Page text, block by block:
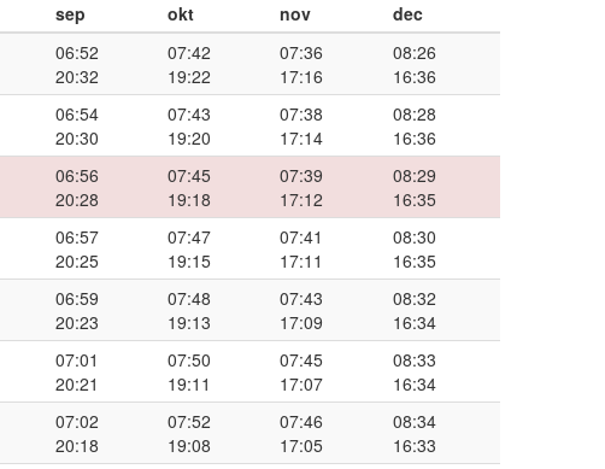
sep okt nov
dec
06:52
20:32
07:42
19:22
07:36
17:16
08:26
16:36
06:54
20:30
07:43
19:20
07:38
17:14
08:28
16:36
06:56
20:28
07:45
19:18
07:39
17:12
08:29
16:35
06:57
20:25
07:47
19:15
07:41
17:11
08:30
16:35
06:59
20:23
07:48
19:13
07:43
17:09
08:32
16:34
07:01
20:21
07:50
19:11
07:45
17:07
08:33
16:34
07:02
20:18
07:52
19:08
07:46
17:05
08:34
16:33